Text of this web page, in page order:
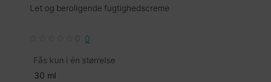
Let og beroligende fugtighedscreme
0
Fås kun i én størrelse
30 ml